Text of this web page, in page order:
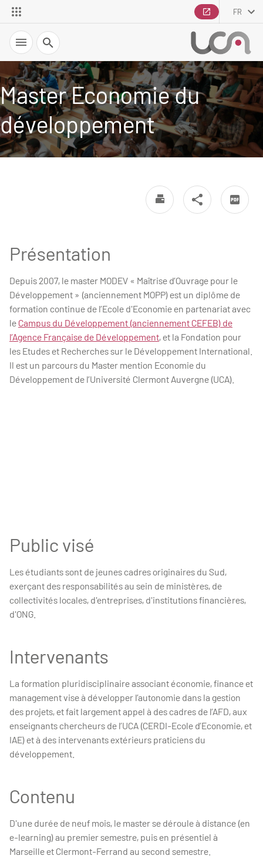
FR
Recherche
Master Economie du
développement
Présentation
Depuis 2007, le master MODEV « Maîtrise d’Ouvrage pour le
Développement » (anciennement MOPP) est un diplôme de
formation continue de l’Ecole d'Economie en partenariat avec
le Campus du Développement (anciennement CEFEB) de
l’Agence Française de Développement, et la Fondation pour
les Etudes et Recherches sur le Développement International.
Il est un parcours du Master mention Economie du
Développement de l’Université Clermont Auvergne (UCA).
Public visé
Les étudiants sont de jeunes cadres originaires du Sud,
exerçant des responsabilités au sein de ministères, de
collectivités locales, d'entreprises, d'institutions financières,
d'ONG.
Intervenants
La formation pluridisciplinaire associant économie, finance et
management vise à développer l’autonomie dans la gestion
des projets, et fait largement appel à des cadres de l’AFD, aux
enseignants chercheurs de l’UCA (CERDI-Ecole d’Economie, et
IAE) et à des intervenants extérieurs praticiens du
développement.
Contenu
D'une durée de neuf mois, le master se déroule à distance (en
e-learning) au premier semestre, puis en présentiel à
Marseille et Clermont-Ferrand au second semestre.